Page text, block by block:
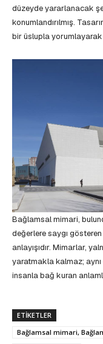
düzeyde yararlanacak
konumlandırılmış.
bir üslupla
Bağlamsal mimari,
değerlere saygı
anlayışıdır. Mimarlar,
yaratmakla kalmaz;
insanla bağ kuran
ETIKETLER
Bağlamsal mimari,